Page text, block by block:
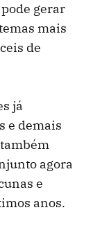
gerar
mais
de
já
e demais
agora
e
anos.